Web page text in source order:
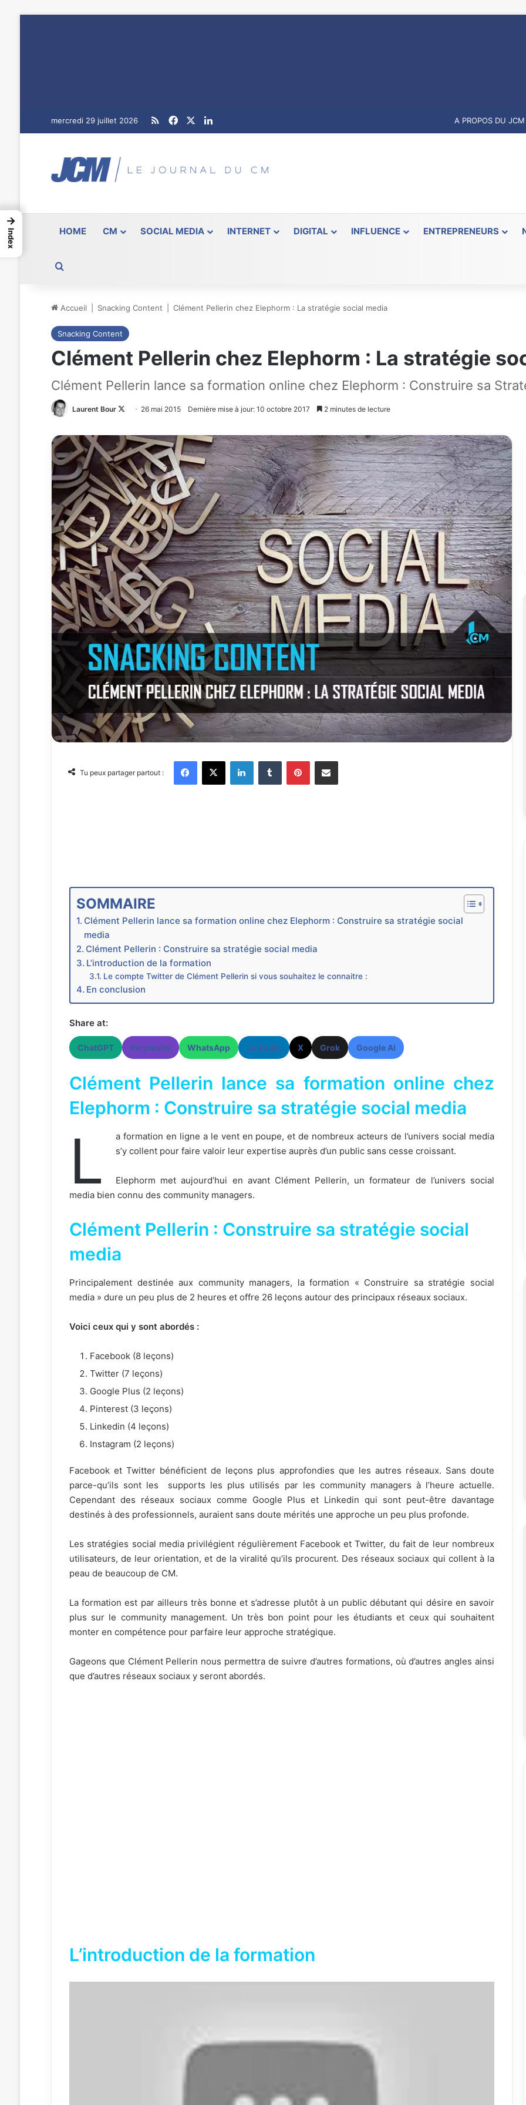
mercredi 29 juillet 2026 RSSFacebookLinkedin A PROPOS DU JCM
HOME CM SOCIAL MEDIA INTERNET DIGITAL INFLUENCE ENTREPRENEURS
Accueil Snacking Content Clément Pellerin chez Elephorm : La stratégie social media
Snacking Content
Clément Pellerin chez Elephorm : La stratégie
Clément Pellerin lance sa formation online chez Elephorm : Construire sa
Laurent Bour
Follow
X
26 mai 2015 Dernière mise à jour: 10 octobre 2017 2 minutes de lecture
Tu peux partager partout :
Facebook X Linkedin Tumblr Pinterest Partager par email
SOMMAIRE
Clément Pellerin lance sa formation online chez Elephorm : Construire sa stratégie social
media
Clément Pellerin : Construire sa stratégie social media
L’introduction de la formation
Le compte Twitter de Clément Pellerin si vous souhaitez le connaitre :
En conclusion
Share at:
ChatGPT Perplexity WhatsApp LinkedIn X Grok Google AI
Clément Pellerin lance sa formation online chez
Elephorm : Construire sa stratégie social media
L
a formation en ligne a le vent en poupe, et de nombreux acteurs de l’univers social media
s’y collent pour faire valoir leur expertise auprès d’un public sans cesse croissant.
Elephorm met aujourd’hui en avant Clément Pellerin, un formateur de l’univers social
media bien connu des community managers.
Clément Pellerin : Construire sa stratégie social
media
Principalement destinée aux community managers, la formation « Construire sa stratégie social
media » dure un peu plus de 2 heures et offre 26 leçons autour des principaux réseaux sociaux.
Voici ceux qui y sont abordés :
Facebook (8 leçons)
Twitter (7 leçons)
Google Plus (2 leçons)
Pinterest (3 leçons)
Linkedin (4 leçons)
Instagram (2 leçons)
Facebook et Twitter bénéficient de leçons plus approfondies que les autres réseaux. Sans doute
parce-qu’ils sont les supports les plus utilisés par les community managers à l’heure actuelle.
Cependant des réseaux sociaux comme Google Plus et Linkedin qui sont peut-être davantage
destinés à des professionnels, auraient sans doute mérités une approche un peu plus profonde.
Les stratégies social media privilégient régulièrement Facebook et Twitter, du fait de leur nombreux
utilisateurs, de leur orientation, et de la viralité qu’ils procurent. Des réseaux sociaux qui collent à la
peau de beaucoup de CM.
La formation est par ailleurs très bonne et s’adresse plutôt à un public débutant qui désire en savoir
plus sur le community management. Un très bon point pour les étudiants et ceux qui souhaitent
monter en compétence pour parfaire leur approche stratégique.
Gageons que Clément Pellerin nous permettra de suivre d’autres formations, où d’autres angles ainsi
que d’autres réseaux sociaux y seront abordés.
L’introduction de la formation
→
Index